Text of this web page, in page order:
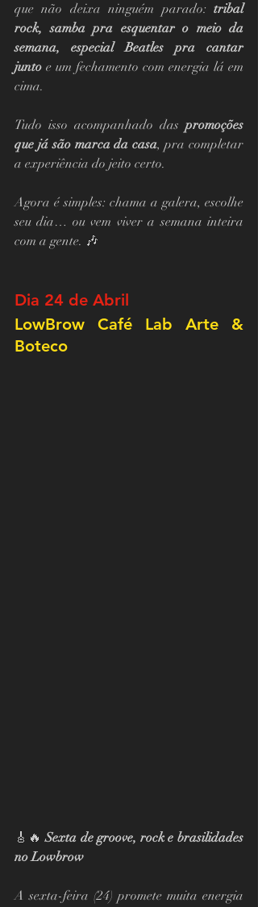
que não deixa ninguém parado: tribal
rock, samba pra esquentar o meio da
semana, especial Beatles pra cantar
junto e um fechamento com energia lá em
cima.
Tudo isso acompanhado das promoções
que já são marca da casa, pra completar
a experiência do jeito certo.
Agora é simples: chama a galera, escolhe
seu dia… ou vem viver a semana inteira
com a gente. 🎶
Dia 24 de Abril
LowBrow Café Lab Arte &
Boteco
🎸🔥 Sexta de groove, rock e brasilidades
no Lowbrow
A sexta-feira (24) promete muita energia